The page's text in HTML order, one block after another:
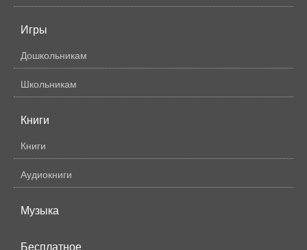
Игры
Дошкольникам
Школьникам
Книги
Книги
Аудиокниги
Музыка
Бесплатное